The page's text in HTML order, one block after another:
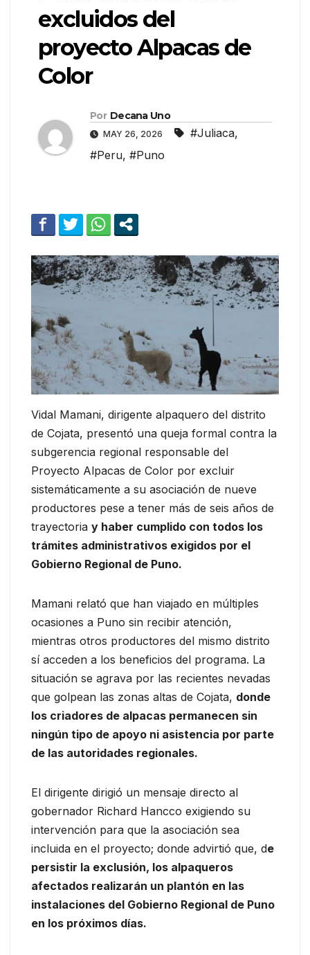
excluidos del
proyecto Alpacas de
Color
Por Decana Uno
MAY 26, 2026 #Juliaca,
#Peru, #Puno
Vidal Mamani, dirigente alpaquero del distrito
de Cojata, presentó una queja formal contra la
subgerencia regional responsable del
Proyecto Alpacas de Color por excluir
sistemáticamente a su asociación de nueve
productores pese a tener más de seis años de
trayectoria y haber cumplido con todos los
trámites administrativos exigidos por el
Gobierno Regional de Puno.
Mamani relató que han viajado en múltiples
ocasiones a Puno sin recibir atención,
mientras otros productores del mismo distrito
sí acceden a los beneficios del programa. La
situación se agrava por las recientes nevadas
que golpean las zonas altas de Cojata, donde
los criadores de alpacas permanecen sin
ningún tipo de apoyo ni asistencia por parte
de las autoridades regionales.
El dirigente dirigió un mensaje directo al
gobernador Richard Hancco exigiendo su
intervención para que la asociación sea
incluida en el proyecto; donde advirtió que, de
persistir la exclusión, los alpaqueros
afectados realizarán un plantón en las
instalaciones del Gobierno Regional de Puno
en los próximos días.